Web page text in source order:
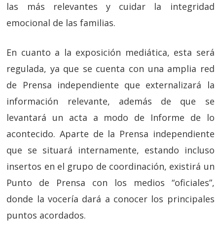
las más relevantes y cuidar la integridad
emocional de las familias.
En cuanto a la exposición mediática, esta será
regulada, ya que se cuenta con una amplia red
de Prensa independiente que externalizará la
información relevante, además de que se
levantará un acta a modo de Informe de lo
acontecido. Aparte de la Prensa independiente
que se situará internamente, estando incluso
insertos en el grupo de coordinación, existirá un
Punto de Prensa con los medios “oficiales”,
donde la vocería dará a conocer los principales
puntos acordados.